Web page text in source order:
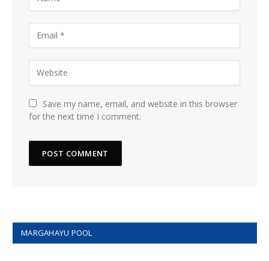
Save my name, email, and website in this browser
for the next time I comment.
MARGAHAYU POOL